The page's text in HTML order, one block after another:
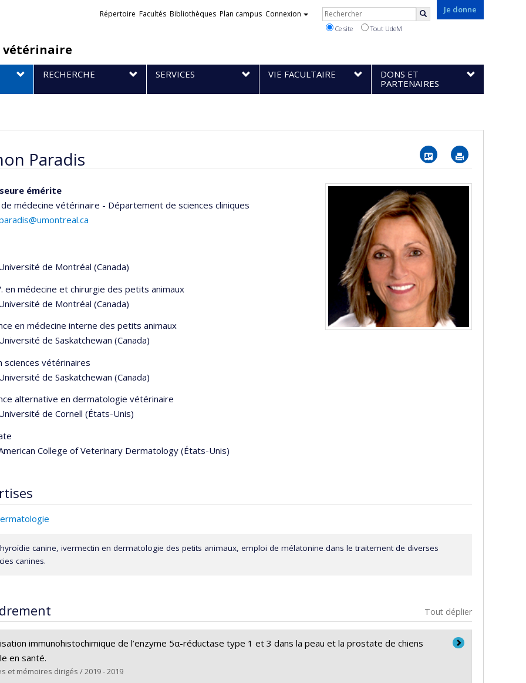
vétérinaire
Je donne
Liens
Répertoire Facultés Bibliothèques Plan campus Connexion Rechercher
Ce site Tout UdeM
RECHERCHE SERVICES VIE FACULTAIRE
DONS ET
PARTENAIRES
Paradis Vcard
émérite
de médecine vétérinaire - Département de sciences cliniques
de Montréal (Canada)
en médecine et chirurgie des petits animaux
de Montréal (Canada)
en médecine interne des petits animaux
de Saskatchewan (Canada)
sciences vétérinaires
de Saskatchewan (Canada)
alternative en dermatologie vétérinaire
de Cornell (États-Unis)
College of Veterinary Dermatology (États-Unis)
canine, ivermectin en dermatologie des petits animaux, emploi de mélatonine dans le traitement de diverses
canines.
Tout déplier
immunohistochimique de l’enzyme 5α-réductase type 1 et 3 dans la peau et la prostate de chiens
en santé.
et mémoires dirigés / 2019 - 2019